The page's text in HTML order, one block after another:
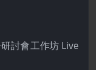
討會工作坊 Live